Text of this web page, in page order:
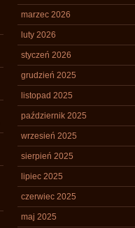
marzec 2026
luty 2026
styczeń 2026
grudzień 2025
listopad 2025
październik 2025
wrzesień 2025
sierpień 2025
lipiec 2025
czerwiec 2025
maj 2025